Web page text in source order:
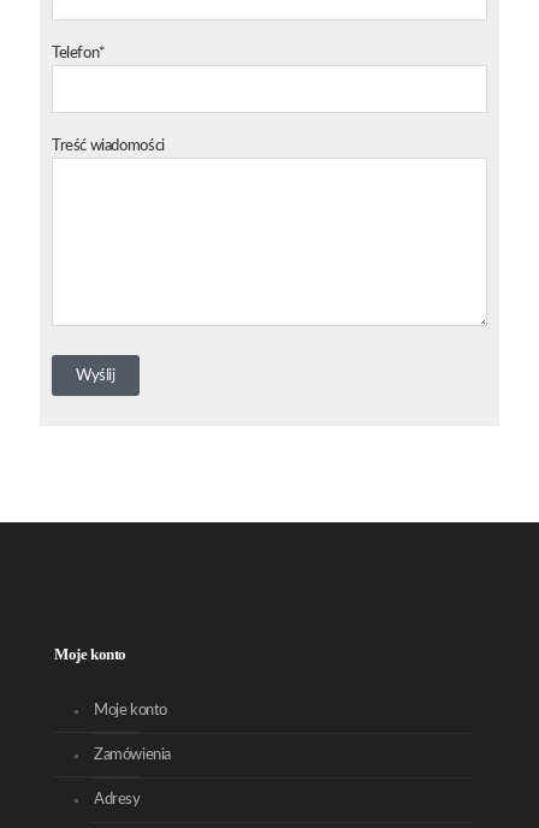
Telefon*
Treść wiadomości
Moje konto
Moje konto
Zamówienia
Adresy